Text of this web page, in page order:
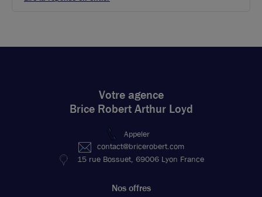
Votre agence
Brice Robert Arthur Loyd
Appeler
contact@bricerobert.com
15 rue Bossuet, 69006 Lyon France
Nos offres